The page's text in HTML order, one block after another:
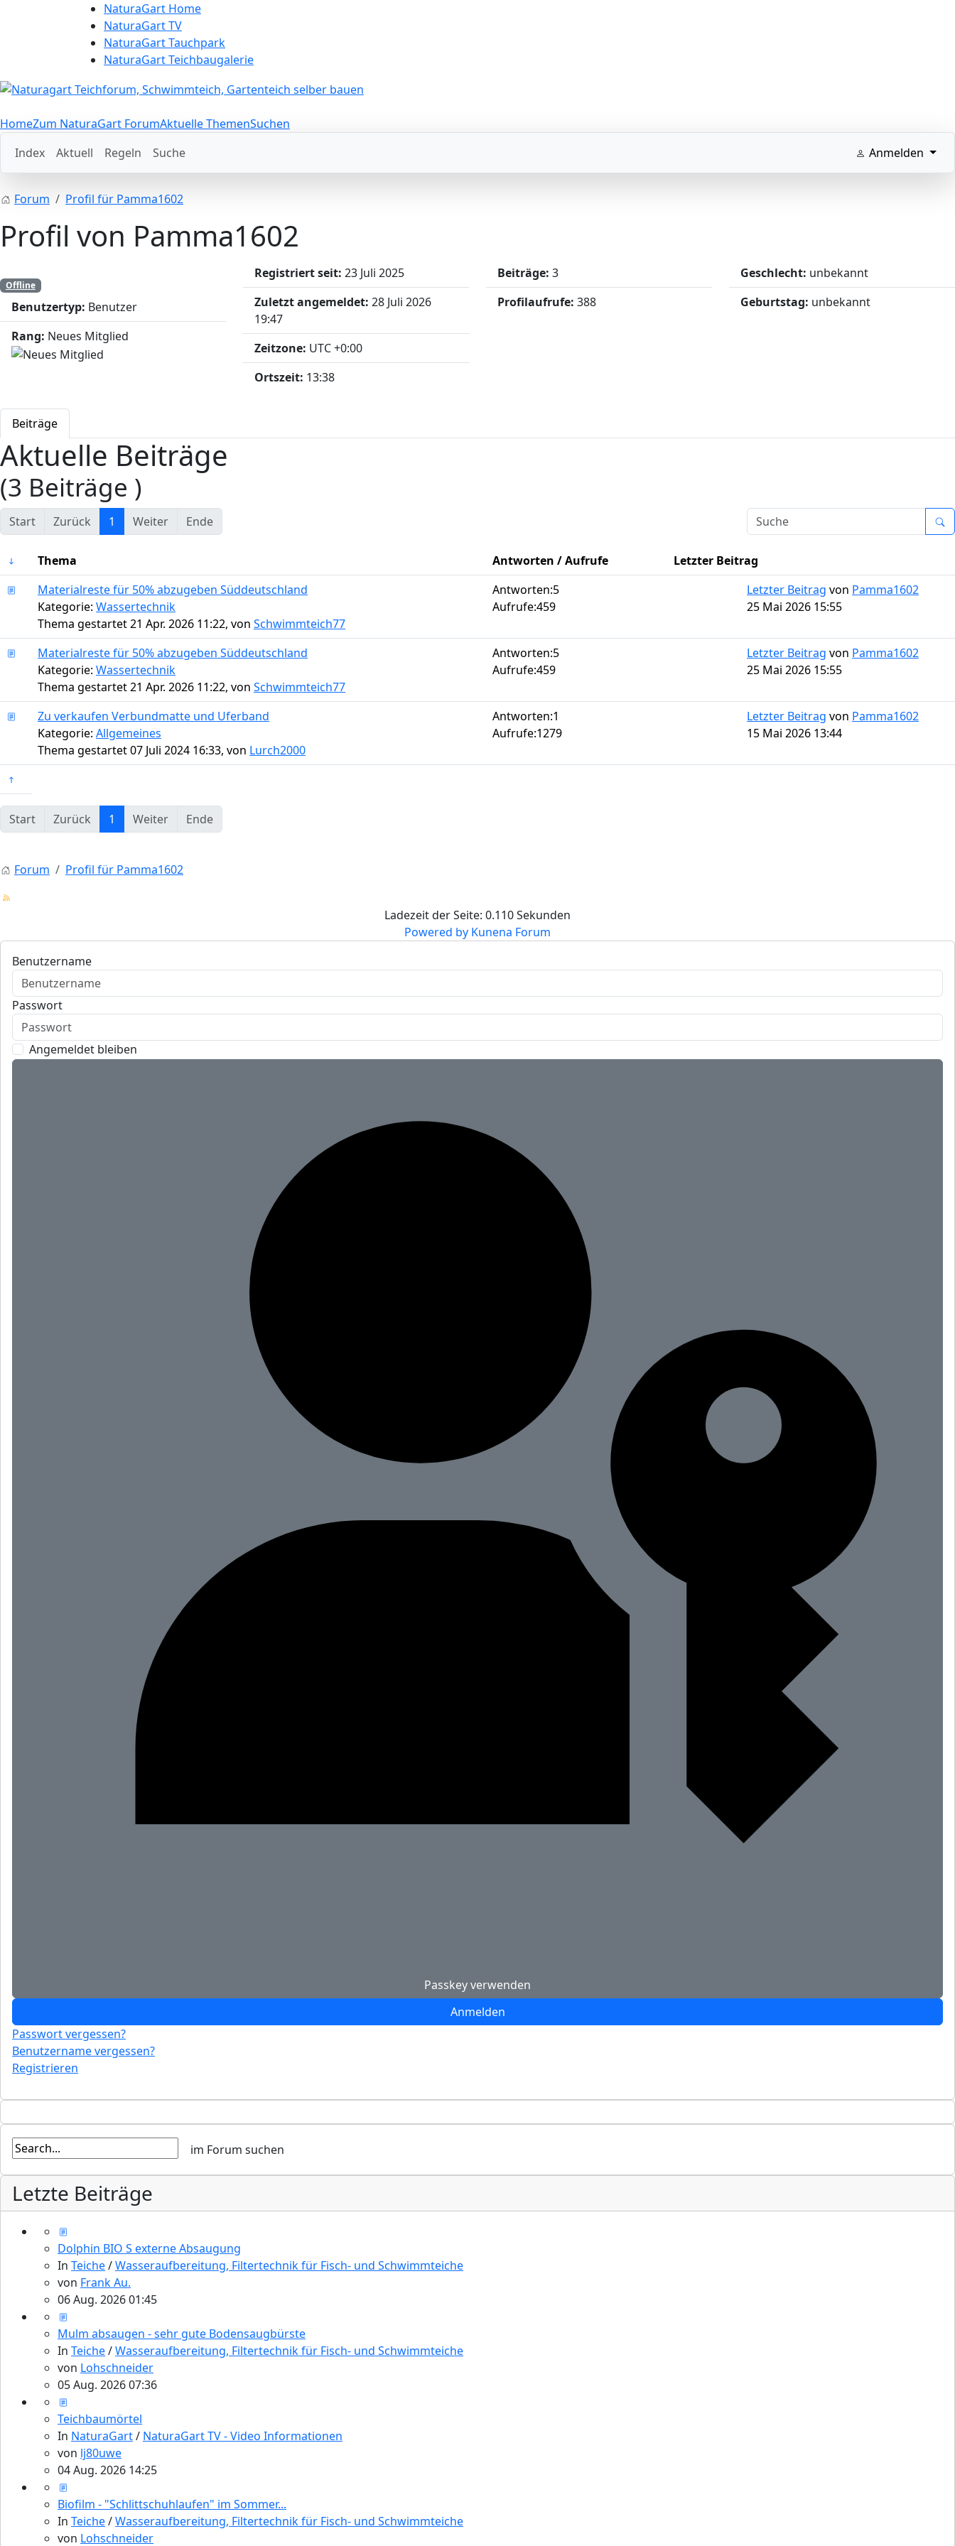
NaturaGart Home
NaturaGart TV
NaturaGart Tauchpark
NaturaGart Teichbaugalerie
HomeZum NaturaGart ForumAktuelle ThemenSuchen
Index
Aktuell Regeln Suche Anmelden
Forum Profil für Pamma1602
Profil von Pamma1602
Offline
Benutzertyp: Benutzer
Rang: Neues Mitglied
Registriert seit: 23 Juli 2025
Zuletzt angemeldet: 28 Juli 2026
19:47
Zeitzone: UTC +0:00
Ortszeit: 13:38
Beiträge: 3
Profilaufrufe: 388
Geschlecht: unbekannt
Geburtstag: unbekannt
Beiträge
Aktuelle Beiträge
(3 Beiträge )
Start Zurück 1 Weiter Ende
Thema Antworten / Aufrufe
Letzter Beitrag
Materialreste für 50% abzugeben Süddeutschland
Kategorie: Wassertechnik
Thema gestartet 21 Apr. 2026 11:22, von Schwimmteich77
Antworten:5
Aufrufe:459
Letzter Beitrag von Pamma1602
25 Mai 2026 15:55
Materialreste für 50% abzugeben Süddeutschland
Kategorie: Wassertechnik
Thema gestartet 21 Apr. 2026 11:22, von Schwimmteich77
Antworten:5
Aufrufe:459
Letzter Beitrag von Pamma1602
25 Mai 2026 15:55
Zu verkaufen Verbundmatte und Uferband
Kategorie: Allgemeines
Thema gestartet 07 Juli 2024 16:33, von Lurch2000
Antworten:1
Aufrufe:1279
Letzter Beitrag von Pamma1602
15 Mai 2026 13:44
Start Zurück 1 Weiter Ende
Forum Profil für Pamma1602
Ladezeit der Seite: 0.110 Sekunden
Powered by Kunena Forum
Benutzername
Passwort
Angemeldet bleiben
Passkey verwenden
Anmelden
Passwort vergessen?
Benutzername vergessen?
Registrieren
Letzte Beiträge
Dolphin BIO S externe Absaugung
In Teiche/Wasseraufbereitung, Filtertechnik für Fisch- und Schwimmteiche
von Frank Au.
06 Aug. 2026 01:45
Mulm absaugen - sehr gute Bodensaugbürste
In Teiche/Wasseraufbereitung, Filtertechnik für Fisch- und Schwimmteiche
von Lohschneider
05 Aug. 2026 07:36
Teichbaumörtel
In NaturaGart/ NaturaGart TV - Video Informationen
von lj80uwe
04 Aug. 2026 14:25
Biofilm - "Schlittschuhlaufen" im Sommer...
In Teiche/Wasseraufbereitung, Filtertechnik für Fisch- und Schwimmteiche
von Lohschneider